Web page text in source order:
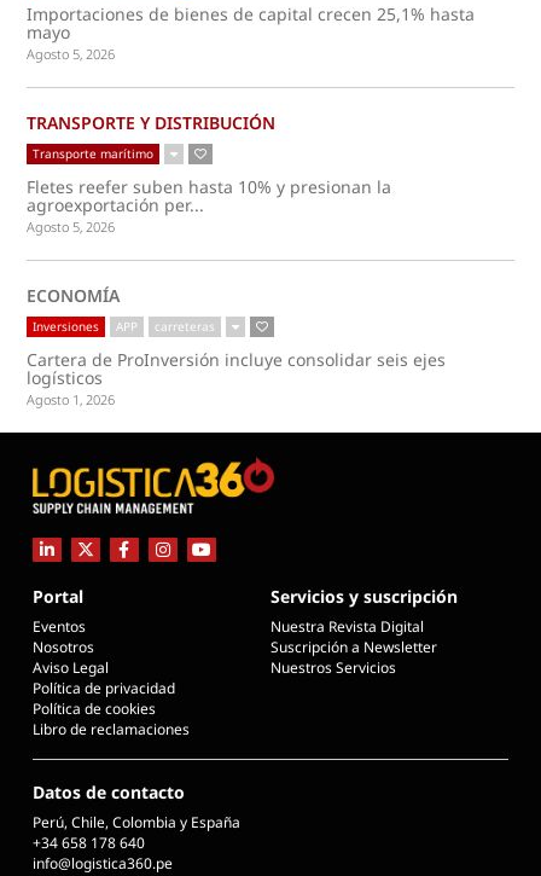
Importaciones de bienes de capital crecen 25,1% hasta
mayo
Agosto 5, 2026
TRANSPORTE Y DISTRIBUCIÓN
Transporte marítimo
Fletes reefer suben hasta 10% y presionan la
agroexportación per...
Agosto 5, 2026
ECONOMÍA
Inversiones APP carreteras
Cartera de ProInversión incluye consolidar seis ejes
logísticos
Agosto 1, 2026
Portal
Eventos
Nosotros
Aviso Legal
Política de privacidad
Política de cookies
Libro de reclamaciones
Servicios y suscripción
Nuestra Revista Digital
Suscripción a Newsletter
Nuestros Servicios
Datos de contacto
Perú, Chile, Colombia y España
+34 658 178 640
info@logistica360.pe